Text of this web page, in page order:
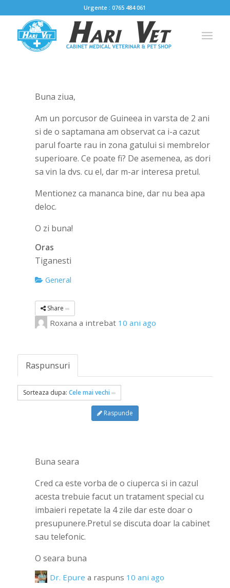
Urgente : 0765 484 061
Buna ziua,
Am un porcusor de Guineea in varsta de 2 ani
si de o saptamana am observat ca i-a cazut
parul foarte rau in zona gatului si membrelor
superioare. Ce poate fi? De asemenea, as dori
sa vin la dvs. cu el, dar m-ar interesa pretul.
Mentionez ca mananca bine, dar nu bea apa
deloc.
O zi buna!
Oras
Tiganesti
General
Share
Roxana a intrebat 10 ani ago
Raspunsuri
Sorteaza dupa: Cele mai vechi
Raspunde
Buna seara
Cred ca este vorba de o ciuperca si in cazul
acesta trebuie facut un tratament special cu
imbaieri repetate la 4 zile dar este doar o
presupunere.Pretul se discuta doar la cabinet
sau telefonic.
O seara buna
Dr. Epure a raspuns 10 ani ago